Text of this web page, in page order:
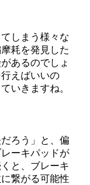
しまう様々な
耗を発見した
あるのでしょ
えばいいの
いきますね。
ろう」と、偏
ーキパッドが
と、ブレーキ
繋がる可能性